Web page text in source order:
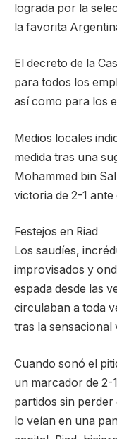
lograda por la
la favorita
El decreto de la
para todos los
así como para los
Medios locales
medida tras una
Mohammed bin
victoria de 2-1 ante
Festejos en Riad
Los saudíes,
improvisados y
espada desde las
circulaban a toda
tras la sensacional
Cuando sonó el
un marcador de 2-
partidos sin
lo veían en una